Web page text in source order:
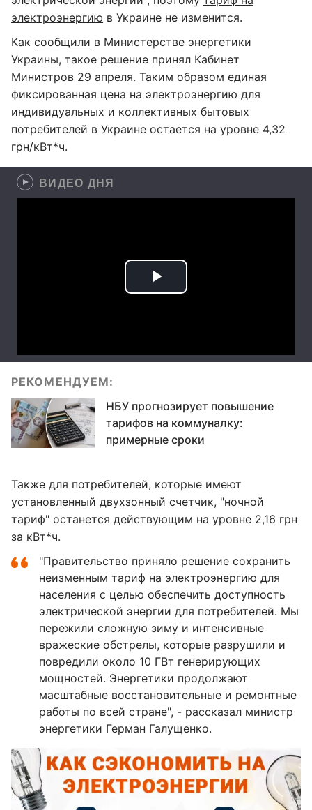
электроэнергию в Украине не изменится.
Как сообщили в Министерстве энергетики
Украины, такое решение принял Кабинет
Министров 29 апреля. Таким образом единая
фиксированная цена на электроэнергию для
индивидуальных и коллективных бытовых
потребителей в Украине остается на уровне 4,32
грн/кВт*ч.
ВИДЕО ДНЯ
РЕКОМЕНДУЕМ:
НБУ прогнозирует повышение
тарифов на коммуналку:
примерные сроки
Также для потребителей, которые имеют
установленный двухзонный счетчик, "ночной
тариф" останется действующим на уровне 2,16 грн
за кВт*ч.
"Правительство приняло решение сохранить
неизменным тариф на электроэнергию для
населения с целью обеспечить доступность
электрической энергии для потребителей. Мы
пережили сложную зиму и интенсивные
вражеские обстрелы, которые разрушили и
повредили около 10 ГВт генерирующих
мощностей. Энергетики продолжают
масштабные восстановительные и ремонтные
работы по всей стране", - рассказал министр
энергетики Герман Галущенко.